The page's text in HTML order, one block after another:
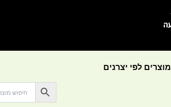
מוצרים לפי יצרנים